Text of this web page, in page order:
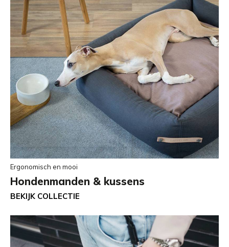
Ergonomisch en mooi
Hondenmanden & kussens
BEKIJK COLLECTIE